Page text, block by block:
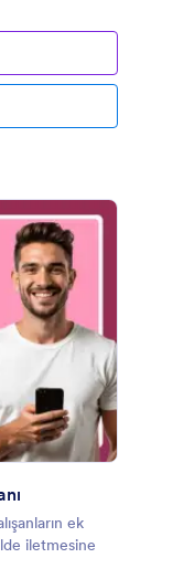
ek
iletmesine